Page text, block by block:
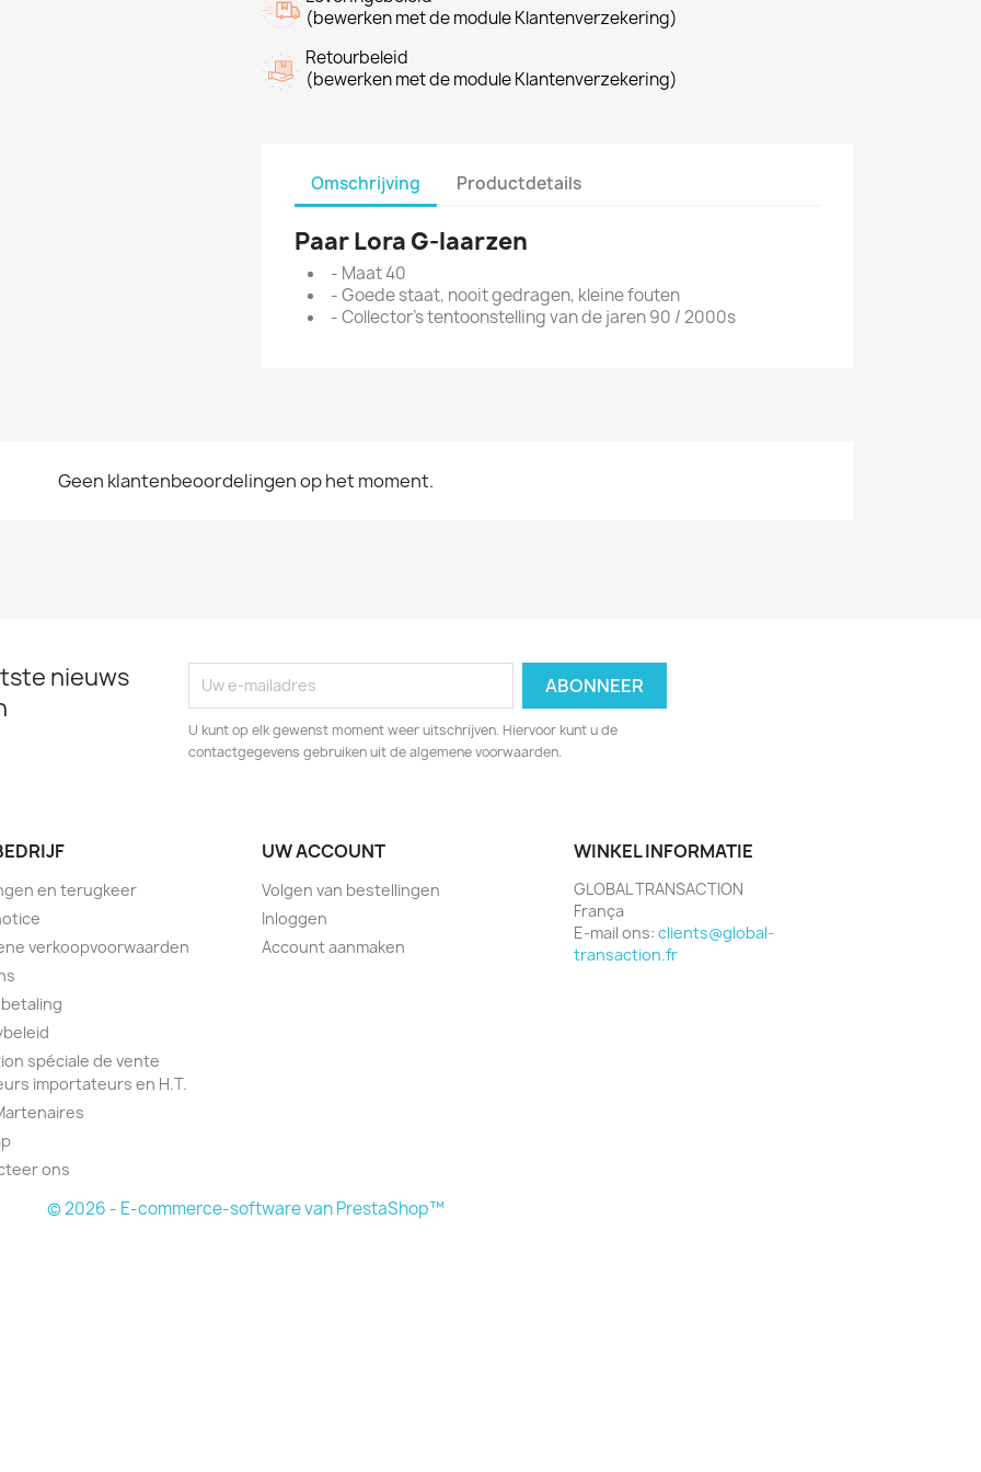
(bewerken met de module Klantenverzekering)
Retourbeleid
(bewerken met de module Klantenverzekering)
Omschrijving Productdetails
Paar Lora G-laarzen
- Maat 40
- Goede staat, nooit gedragen, kleine fouten
- Collector's tentoonstelling van de jaren 90 / 2000s
Geen klantenbeoordelingen op het moment.
nieuws
U kunt op elk gewenst moment weer uitschrijven. Hiervoor kunt u de
contactgegevens gebruiken uit de algemene voorwaarden.
en terugkeer
verkoopvoorwaarden
spéciale de vente
importateurs en H.T.
ons
UW ACCOUNT
Volgen van bestellingen
Inloggen
Account aanmaken
WINKEL INFORMATIE
GLOBAL TRANSACTION
França
E-mail ons: clients@global-
transaction.fr
© 2026 - E-commerce-software van PrestaShop™